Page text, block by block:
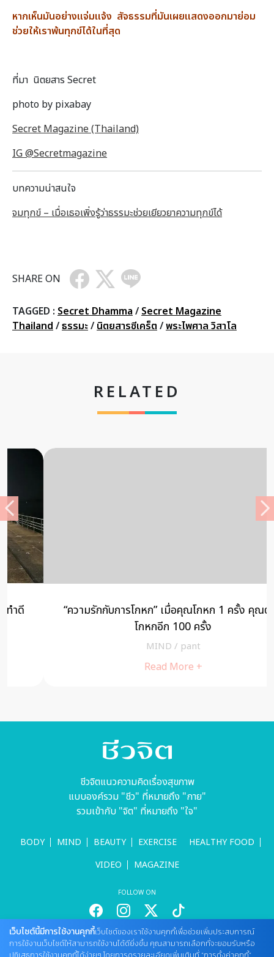
หากเห็นมันอย่างแจ่มแจ้ง สัจธรรมที่มันเผยแสดงออกมาย่อม
ช่วยให้เราพ้นทุกข์ได้ในที่สุด
ที่มา นิตยสาร Secret
photo by pixabay
Secret Magazine (Thailand)
IG @Secretmagazine
บทความน่าสนใจ
จมทุกข์ – เมื่อเธอเพิ่งรู้ว่าธรรมะช่วยเยียวยาความทุกข์ได้
SHARE ON
TAGGED : Secret Dhamma / Secret Magazine
Thailand /ธรรมะ/ นิตยสารซีเคร็ต /พระไพศาล วิสาโล
RELATED
“ความรักกับการโกหก” เมื่อคุณโกหก 1 ครั้ง คุณต้อง
โกหกอีก 100 ครั้ง
pant
Read More +
ชีวจิตแนวความคิดเรื่องสุขภาพ
แบบองค์รวม "ชีว" ที่หมายถึง "กาย"
รวมเข้ากับ "จิต" ที่หมายถึง "ใจ"
BODY MIND BEAUTY EXERCISE
HEALTHY FOOD
VIDEO
MAGAZINE
FOLLOW ON
สนใจลงโฆษณากับเว็บไซต์
เว็บไซต์นี้มีการใช้งานคุกกี้เว็บไซต์ของเราใช้งานคุกกี้เพื่อช่วยเพิ่มประสบการณ์
การใช้งานเว็บไซต์ให้สามารถใช้งานได้ดียิ่งขึ้น คุณสามารถเลือกที่จะยอมรับหรือ